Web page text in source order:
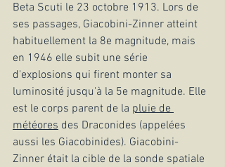
Beta Scuti le 23 octobre 1913. Lors de
ses passages, Giacobini-Zinner atteint
habituellement la 8e magnitude, mais
en 1946 elle subit une série
d'explosions qui firent monter sa
luminosité jusqu'à la 5e magnitude. Elle
est le corps parent de la pluie de
météores des Draconides (appelées
aussi les Giacobinides). Giacobini-
Zinner était la cible de la sonde spatiale